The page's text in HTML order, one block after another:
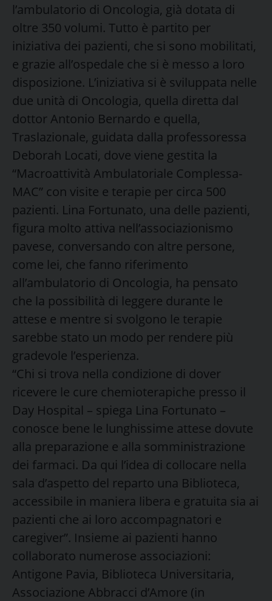
l’ambulatorio di Oncologia, già dotata di
oltre 350 volumi. Tutto è partito per
iniziativa dei pazienti, che si sono mobilitati,
e grazie all’ospedale che si è messo a loro
disposizione. L’iniziativa si è sviluppata nelle
due unità di Oncologia, quella diretta dal
dottor Antonio Bernardo e quella,
Traslazionale, guidata dalla professoressa
Deborah Locati, dove viene gestita la
“Macroattività Ambulatoriale Complessa-
MAC” con visite e terapie per circa 500
pazienti. Lina Fortunato, una delle pazienti,
figura molto attiva nell’associazionismo
pavese, conversando con altre persone,
come lei, che fanno riferimento
all’ambulatorio di Oncologia, ha pensato
che la possibilità di leggere durante le
attese e mentre si svolgono le terapie
sarebbe stato un modo per rendere più
gradevole l’esperienza.
“Chi si trova nella condizione di dover
ricevere le cure chemioterapiche presso il
Day Hospital – spiega Lina Fortunato –
conosce bene le lunghissime attese dovute
alla preparazione e alla somministrazione
dei farmaci. Da qui l’idea di collocare nella
sala d’aspetto del reparto una Biblioteca,
accessibile in maniera libera e gratuita sia ai
pazienti che ai loro accompagnatori e
caregiver”. Insieme ai pazienti hanno
collaborato numerose associazioni:
Antigone Pavia, Biblioteca Universitaria,
Associazione Abbracci d’Amore (in